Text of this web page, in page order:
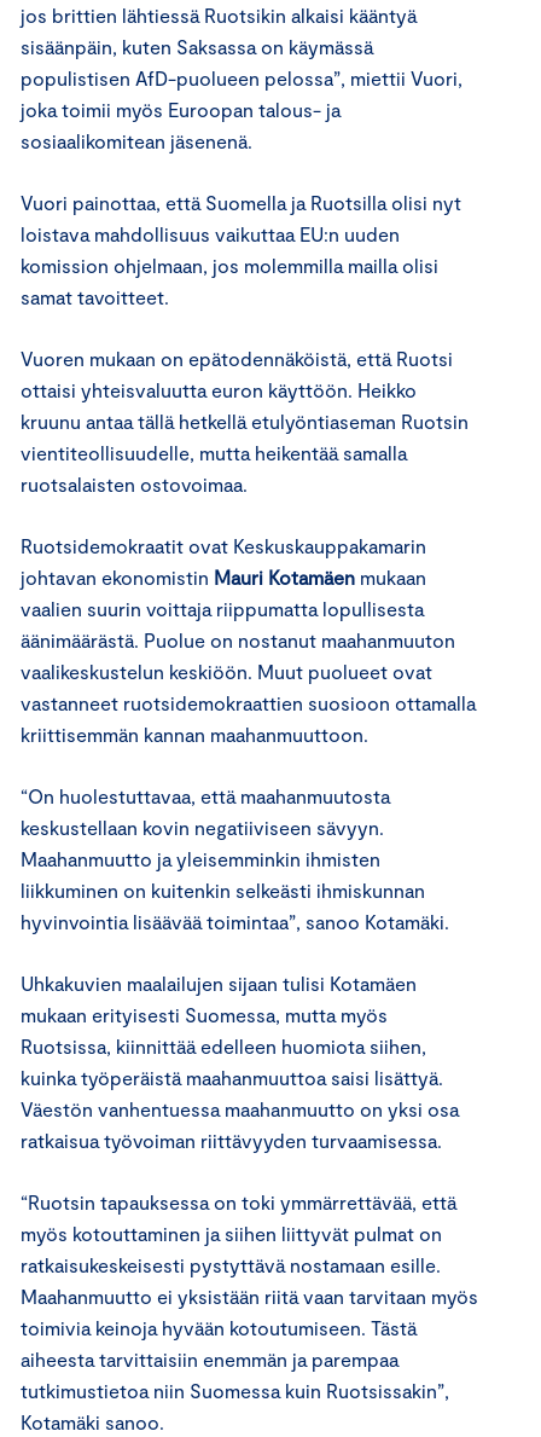
jos brittien lähtiessä Ruotsikin alkaisi kääntyä
sisäänpäin, kuten Saksassa on käymässä
populistisen AfD-puolueen pelossa”, miettii Vuori,
joka toimii myös Euroopan talous- ja
sosiaalikomitean jäsenenä.
Vuori painottaa, että Suomella ja Ruotsilla olisi nyt
loistava mahdollisuus vaikuttaa EU:n uuden
komission ohjelmaan, jos molemmilla mailla olisi
samat tavoitteet.
Vuoren mukaan on epätodennäköistä, että Ruotsi
ottaisi yhteisvaluutta euron käyttöön. Heikko
kruunu antaa tällä hetkellä etulyöntiaseman Ruotsin
vientiteollisuudelle, mutta heikentää samalla
ruotsalaisten ostovoimaa.
Ruotsidemokraatit ovat Keskuskauppakamarin
johtavan ekonomistin Mauri Kotamäen mukaan
vaalien suurin voittaja riippumatta lopullisesta
äänimäärästä. Puolue on nostanut maahanmuuton
vaalikeskustelun keskiöön. Muut puolueet ovat
vastanneet ruotsidemokraattien suosioon ottamalla
kriittisemmän kannan maahanmuuttoon.
“On huolestuttavaa, että maahanmuutosta
keskustellaan kovin negatiiviseen sävyyn.
Maahanmuutto ja yleisemminkin ihmisten
liikkuminen on kuitenkin selkeästi ihmiskunnan
hyvinvointia lisäävää toimintaa”, sanoo Kotamäki.
Uhkakuvien maalailujen sijaan tulisi Kotamäen
mukaan erityisesti Suomessa, mutta myös
Ruotsissa, kiinnittää edelleen huomiota siihen,
kuinka työperäistä maahanmuuttoa saisi lisättyä.
Väestön vanhentuessa maahanmuutto on yksi osa
ratkaisua työvoiman riittävyyden turvaamisessa.
“Ruotsin tapauksessa on toki ymmärrettävää, että
myös kotouttaminen ja siihen liittyvät pulmat on
ratkaisukeskeisesti pystyttävä nostamaan esille.
Maahanmuutto ei yksistään riitä vaan tarvitaan myös
toimivia keinoja hyvään kotoutumiseen. Tästä
aiheesta tarvittaisiin enemmän ja parempaa
tutkimustietoa niin Suomessa kuin Ruotsissakin”,
Kotamäki sanoo.